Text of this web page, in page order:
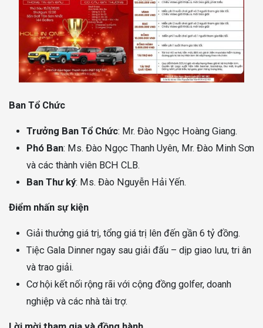
Ban Tổ Chức
Trưởng Ban Tổ Chức: Mr. Đào Ngọc Hoàng Giang.
Phó Ban: Ms. Đào Ngọc Thanh Uyên, Mr. Đào Minh Sơn
và các thành viên BCH CLB.
Ban Thư ký: Ms. Đào Nguyễn Hải Yến.
Điểm nhấn sự kiện
Giải thưởng giá trị, tổng giá trị lên đến gần 6 tỷ đồng.
Tiệc Gala Dinner ngay sau giải đấu – dịp giao lưu, tri ân
và trao giải.
Cơ hội kết nối rộng rãi với cộng đồng golfer, doanh
nghiệp và các nhà tài trợ.